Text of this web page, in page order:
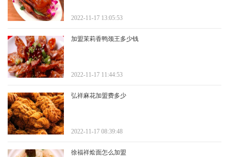
2022-11-17 13:05:53
加盟茉莉香鸭颈王多少钱
2022-11-17 11:44:53
弘祥麻花加盟费多少
2022-11-17 08:39:48
徐福祥烩面怎么加盟